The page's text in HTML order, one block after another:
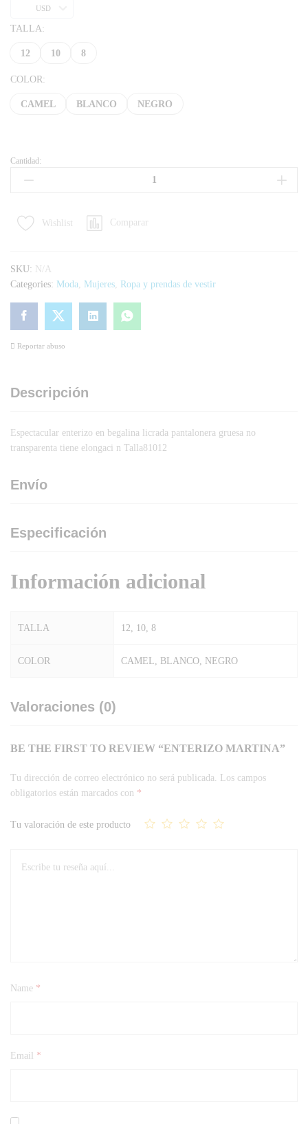
USD
TALLA:
12 10 8
COLOR:
CAMEL BLANCO NEGRO
Cantidad:
Wishlist Comparar
SKU: N/A
Categories: Moda Mujeres Ropa y prendas de vestir
Reportar abuso
Descripción
Espectacular enterizo en begalina licrada pantalonera gruesa no
transparenta tiene elongaci n Talla81012
Envío
Especificación
Información adicional
TALLA 12, 10, 8
COLOR CAMEL, BLANCO, NEGRO
Valoraciones (0)
BE THE FIRST TO REVIEW “ENTERIZO MARTINA”
Tu dirección de correo electrónico no será publicada.
Los campos
obligatorios están marcados con *
Tu valoración de este producto
Name *
Email *